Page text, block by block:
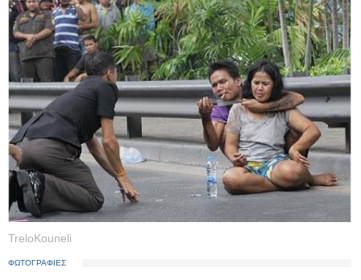
TreloKouneli
ΦΩΤΟΓΡΑΦΙΕΣ